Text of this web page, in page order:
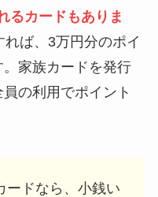
るカードもありま
ば、3万円分のポイ
家族カードを発行
の利用でポイント
ードなら、小銭い